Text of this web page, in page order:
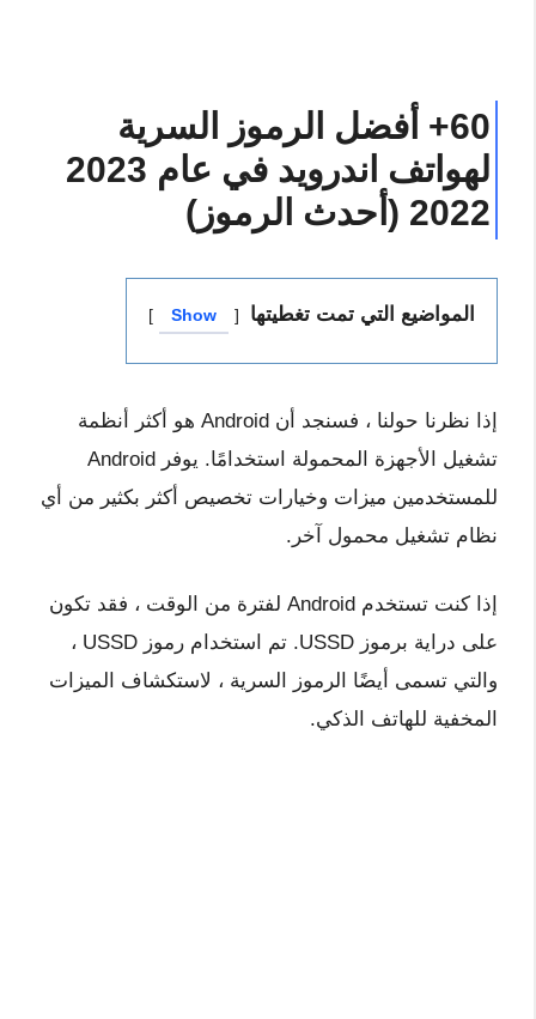
60+ أفضل الرموز السرية
لهواتف اندرويد في عام 2023
2022 (أحدث الرموز)
المواضيع التي تمت تغطيتها Show
إذا نظرنا حولنا ، فسنجد أن Android هو أكثر أنظمة
تشغيل الأجهزة المحمولة استخدامًا. يوفر Android
للمستخدمين ميزات وخيارات تخصيص أكثر بكثير من أي
نظام تشغيل محمول آخر.
إذا كنت تستخدم Android لفترة من الوقت ، فقد تكون
على دراية برموز USSD. تم استخدام رموز USSD ،
والتي تسمى أيضًا الرموز السرية ، لاستكشاف الميزات
المخفية للهاتف الذكي.